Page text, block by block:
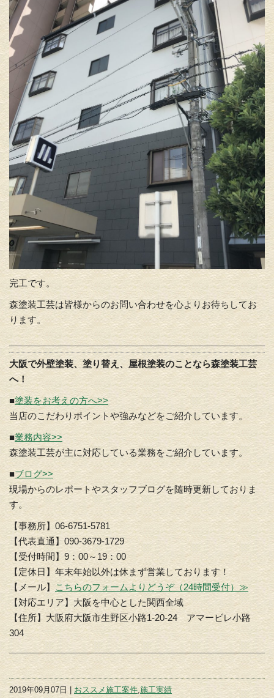
完工です。
森塗装工芸は皆様からのお問い合わせを心よりお待ちしてお
ります。
大阪で外壁塗装、塗り替え、屋根塗装のことなら森塗装工芸
へ！
■塗装をお考えの方へ>>
当店のこだわりポイントや強みなどをご紹介しています。
■業務内容>>
森塗装工芸が主に対応している業務をご紹介しています。
■ブログ>>
現場からのレポートやスタッフブログを随時更新しておりま
す。
【事務所】06-6751-5781
【代表直通】090-3679-1729
【受付時間】9：00～19：00
【定休日】年末年始以外は休まず営業しております！
【メール】
こちらのフォームよりどうぞ（24時間受付）≫
【対応エリア】大阪を中心とした関西全域
【住所】大阪府大阪市生野区小路1-20-24 アマービレ小路
304
2019年09月07日 | おススメ施工案件 施工実績